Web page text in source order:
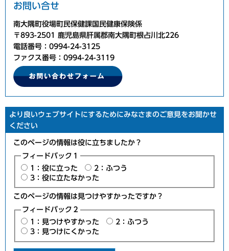
お問い合せ
南大隅町役場町民保健課国民健康保険係
〒893-2501 鹿児島県肝属郡南大隅町根占川北226
電話番号：0994-24-3125
ファクス番号：0994-24-3119
より良いウェブサイトにするためにみなさまのご意見をお聞かせ
ください
このページの情報は役に立ちましたか？
フィードバック１
1：役に立った
2：ふつう
3：役に立たなかった
このページの情報は見つけやすかったですか？
フィードバック２
1：見つけやすかった
2：ふつう
3：見つけにくかった